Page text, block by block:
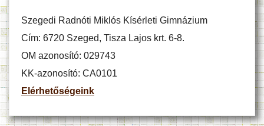
Szegedi Radnóti Miklós Kísérleti Gimnázium
Cím: 6720 Szeged, Tisza Lajos krt. 6-8.
OM azonosító: 029743
KK-azonosító: CA0101
Elérhetőségeink